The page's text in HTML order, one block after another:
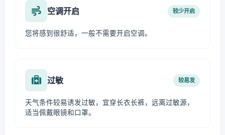
空调开启 较少开启
您将感到很舒适，一般不需要开启空调。
过敏 较易发
天气条件较易诱发过敏，宜穿长衣长裤，远离过敏源，
适当佩戴眼镜和口罩。